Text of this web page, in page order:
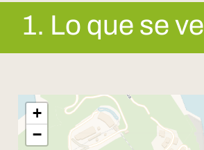
1. Lo que se ve